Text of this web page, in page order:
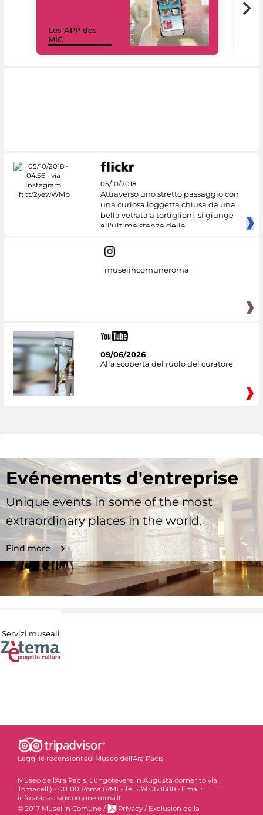
Les APP des
MiC
05/10/2018
Attraverso uno stretto passaggio con
una curiosa loggetta chiusa da una
bella vetrata a tortiglioni, si giunge
all'ultima stanza della
museiincomuneroma
09/06/2026
Alla scoperta del ruolo del curatore
Evénements d'entreprise
Unique events in some of the most
extraordinary places in the world.
Find more
Servizi museali
Leggi le recensioni su: Museo dell'Ara Pacis
Museo dell'Ara Pacis, Lungotevere in Augusta corner to via
Tomacelli) - 00100 Roma (RM) - Tel.+39 060608 - Email:
info.arapacis@comune.roma.it
© 2017 Musei in Comune / Privacy / Exclusion de la